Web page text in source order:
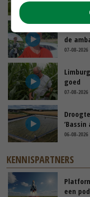
de
07-08-2026
goed
07-08-2026
06-08-2026
KENNISPARTNERS
een